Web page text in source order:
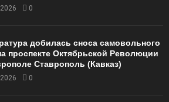
0
добилась сноса самовольного
проспекте Октябрьской Революции
Ставрополь (Кавказ)
0